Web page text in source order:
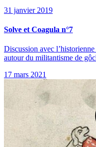
31 janvier 2019
Solve et Coagula n°7
Discussion avec
autour du militantisme de
17 mars 2021